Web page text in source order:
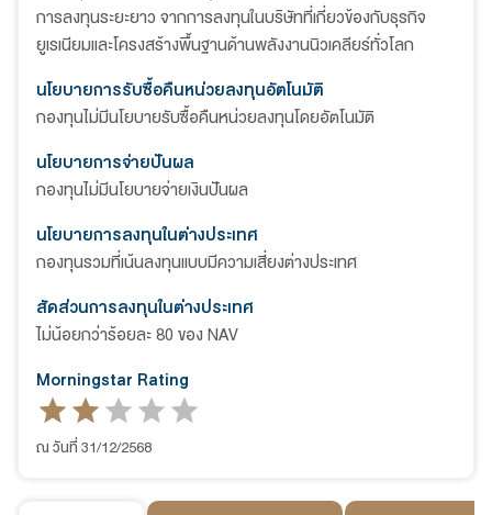
การลงทุนระยะยาว จากการลงทุนในบริษัทที่เกี่ยวข้องกับธุรกิจ
ยูเรเนียมและโครงสร้างพื้นฐานด้านพลังงานนิวเคลียร์ทั่วโลก
นโยบายการรับซื้อคืนหน่วยลงทุนอัตโนมัติ
กองทุนไม่มีนโยบายรับซื้อคืนหน่วยลงทุนโดยอัตโนมัติ
นโยบายการจ่ายปันผล
กองทุนไม่มีนโยบายจ่ายเงินปันผล
นโยบายการลงทุนในต่างประเทศ
กองทุนรวมที่เน้นลงทุนแบบมีความเสี่ยงต่างประเทศ
สัดส่วนการลงทุนในต่างประเทศ
ไม่น้อยกว่าร้อยละ 80 ของ NAV
Morningstar Rating
ณ วันที่ 31/12/2568